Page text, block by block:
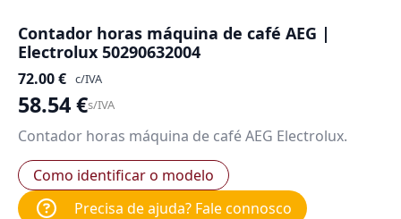
Contador horas máquina de café AEG |
Electrolux 50290632004
72.00€ c/IVA
58.54€s/IVA
Contador horas máquina de café AEG Electrolux.
Como identificar o modelo
Precisa de ajuda? Fale connosco